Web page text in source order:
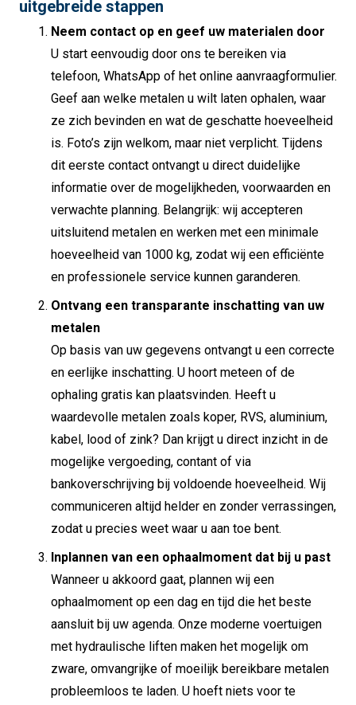
uitgebreide stappen
Neem contact op en geef uw materialen door
U start eenvoudig door ons te bereiken via
telefoon, WhatsApp of het online aanvraagformulier.
Geef aan welke metalen u wilt laten ophalen, waar
ze zich bevinden en wat de geschatte hoeveelheid
is. Foto’s zijn welkom, maar niet verplicht. Tijdens
dit eerste contact ontvangt u direct duidelijke
informatie over de mogelijkheden, voorwaarden en
verwachte planning. Belangrijk: wij accepteren
uitsluitend metalen en werken met een minimale
hoeveelheid van 1000 kg, zodat wij een efficiënte
en professionele service kunnen garanderen.
Ontvang een transparante inschatting van uw
metalen
Op basis van uw gegevens ontvangt u een correcte
en eerlijke inschatting. U hoort meteen of de
ophaling gratis kan plaatsvinden. Heeft u
waardevolle metalen zoals koper, RVS, aluminium,
kabel, lood of zink? Dan krijgt u direct inzicht in de
mogelijke vergoeding, contant of via
bankoverschrijving bij voldoende hoeveelheid. Wij
communiceren altijd helder en zonder verrassingen,
zodat u precies weet waar u aan toe bent.
Inplannen van een ophaalmoment dat bij u past
Wanneer u akkoord gaat, plannen wij een
ophaalmoment op een dag en tijd die het beste
aansluit bij uw agenda. Onze moderne voertuigen
met hydraulische liften maken het mogelijk om
zware, omvangrijke of moeilijk bereikbare metalen
probleemloos te laden. U hoeft niets voor te